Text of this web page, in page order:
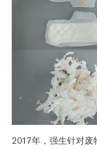
2017年，强生针对